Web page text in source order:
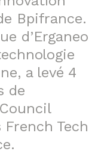
Bpifrance.
d’Erganeo
a levé 4
de
Tech